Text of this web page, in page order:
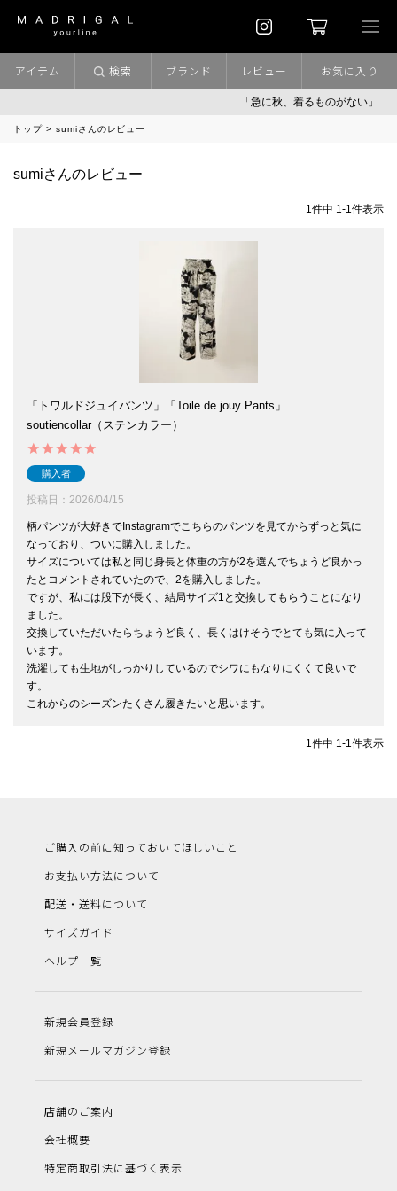
「急に秋、着るものがない」
アイテム 検索 ブランド レビュー お気に入り
トップ sumiさんのレビュー
sumiさんのレビュー
1件中 1-1件表示
「トワルドジュイパンツ」「Toile de jouy Pants」
soutiencollar（ステンカラー）
購入者
投稿日 2026/04/15
柄パンツが大好きでInstagramでこちらのパンツを見てからずっと気に
なっており、ついに購入しました。
サイズについては私と同じ身長と体重の方が2を選んでちょうど良かっ
たとコメントされていたので、2を購入しました。
ですが、私には股下が長く、結局サイズ1と交換してもらうことになり
ました。
交換していただいたらちょうど良く、長くはけそうでとても気に入って
います。
洗濯しても生地がしっかりしているのでシワにもなりにくくて良いで
す。
これからのシーズンたくさん履きたいと思います。
1件中 1-1件表示
ご購入の前に知っておいてほしいこと
お支払い方法について
配送・送料について
サイズガイド
ヘルプ一覧
新規会員登録
新規メールマガジン登録
店舗のご案内
会社概要
特定商取引法に基づく表示